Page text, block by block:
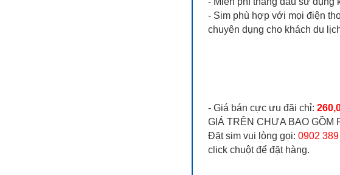
- Sim phù hợp với mọi điện
chuyên dụng cho khách du
- Giá bán cực ưu đãi chỉ:
GIÁ TRÊN CHƯA BAO GỒM
Đặt sim vui lòng gọi: 0902
click chuột để đặt hàng.